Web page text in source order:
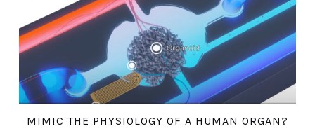
MIMIC THE PHYSIOLOGY OF A HUMAN ORGAN?